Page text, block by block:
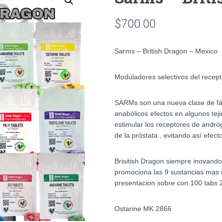
$700.00
Sarms – British Dragon – Mexico
Moduladores selectivos del
SARMs son una nueva clase de
anabólicos efectos en algunos
estimular los receptores de
de la próstata , evitando así
Brisitish Dragon siempre
promociona las 9 sustancias
presentacion sobre con 100 tabs
Ostarine MK 2866